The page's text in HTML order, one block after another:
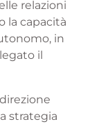
relazioni
la capacità
in
il
strategia